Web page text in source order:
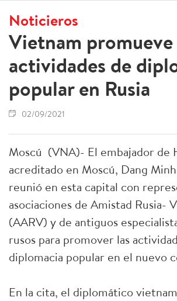
Noticieros
Vietnam promueve
actividades de
popular en Rusia
02/09/2021
Moscú (VNA)- El embajador de
acreditado en Moscú, Dang
reunió en esta capital con
asociaciones de Amistad Rusia-
(AARV) y de antiguos
rusos para promover las
diplomacia popular en el nuevo
En la cita, el diplomático